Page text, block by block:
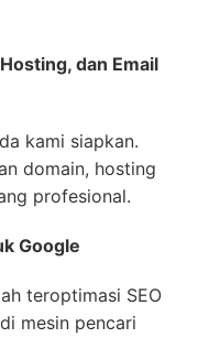
dan Email
kami siapkan.
domain, hosting
profesional.
Google
teroptimasi SEO
mesin pencari